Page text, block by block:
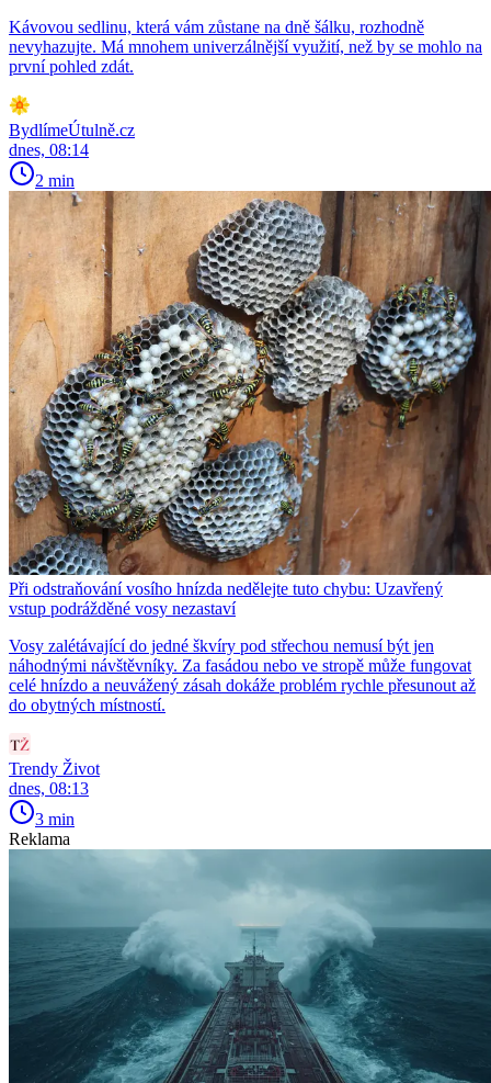
Kávovou sedlinu, která vám zůstane na dně šálku, rozhodně
nevyhazujte. Má mnohem univerzálnější využití, než by se mohlo na
první pohled zdát.
BydlímeÚtulně.cz
dnes, 08:14
2 min
Při odstraňování vosího hnízda nedělejte tuto chybu: Uzavřený
vstup podrážděné vosy nezastaví
Vosy zalétávající do jedné škvíry pod střechou nemusí být jen
náhodnými návštěvníky. Za fasádou nebo ve stropě může fungovat
celé hnízdo a neuvážený zásah dokáže problém rychle přesunout až
do obytných místností.
Trendy Život
dnes, 08:13
3 min
Reklama